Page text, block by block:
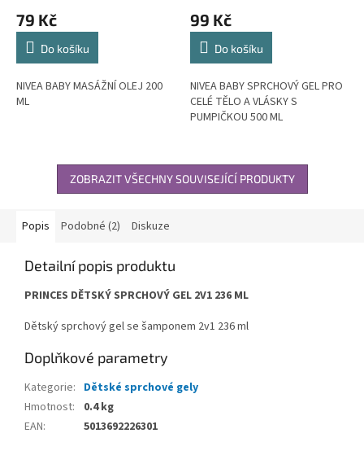
79 Kč
Do košíku
NIVEA BABY MASÁŽNÍ OLEJ 200
ML
99 Kč
Do košíku
NIVEA BABY SPRCHOVÝ GEL PRO
CELÉ TĚLO A VLÁSKY S
PUMPIČKOU 500 ML
ZOBRAZIT VŠECHNY SOUVISEJÍCÍ PRODUKTY
Popis Podobné (2) Diskuze
Detailní popis produktu
PRINCES DĚTSKÝ SPRCHOVÝ GEL 2V1 236 ML
Dětský sprchový gel se šamponem 2v1 236 ml
Doplňkové parametry
Kategorie: Dětské sprchové gely
Hmotnost:
0.4 kg
EAN: 5013692226301